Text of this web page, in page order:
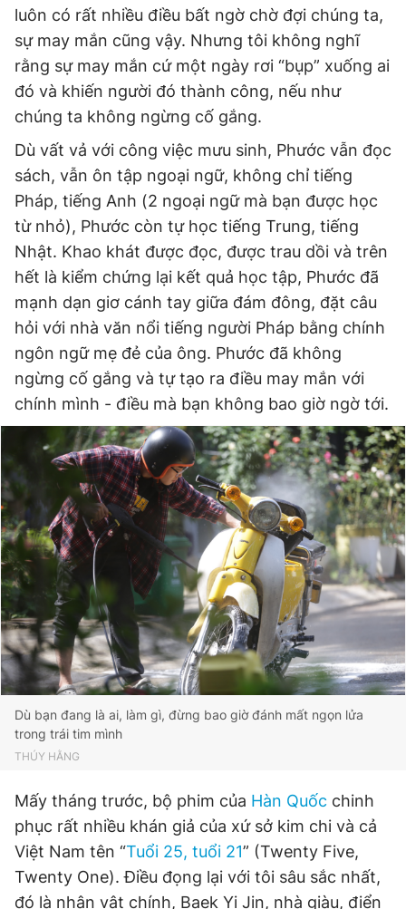
luôn có rất nhiều điều bất ngờ chờ đợi chúng ta,
sự may mắn cũng vậy. Nhưng tôi không nghĩ
rằng sự may mắn cứ một ngày rơi “bụp” xuống ai
đó và khiến người đó thành công, nếu như
chúng ta không ngừng cố gắng.
Dù vất vả với công việc mưu sinh, Phước vẫn đọc
sách, vẫn ôn tập ngoại ngữ, không chỉ tiếng
Pháp, tiếng Anh (2 ngoại ngữ mà bạn được học
từ nhỏ), Phước còn tự học tiếng Trung, tiếng
Nhật. Khao khát được đọc, được trau dồi và trên
hết là kiểm chứng lại kết quả học tập, Phước đã
mạnh dạn giơ cánh tay giữa đám đông, đặt câu
hỏi với nhà văn nổi tiếng người Pháp bằng chính
ngôn ngữ mẹ đẻ của ông. Phước đã không
ngừng cố gắng và tự tạo ra điều may mắn với
chính mình - điều mà bạn không bao giờ ngờ tới.
Dù bạn đang là ai, làm gì, đừng bao giờ đánh mất ngọn lửa
trong trái tim mình
THÚY HẰNG
Mấy tháng trước, bộ phim của Hàn Quốc chinh
phục rất nhiều khán giả của xứ sở kim chi và cả
Việt Nam tên “Tuổi 25, tuổi 21” (Twenty Five,
Twenty One). Điều đọng lại với tôi sâu sắc nhất,
đó là nhân vật chính, Baek Yi Jin, nhà giàu, điển